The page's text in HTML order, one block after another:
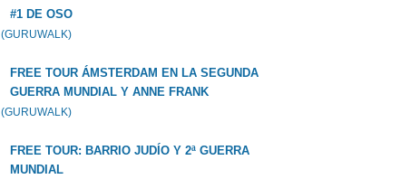
#1 DE OSO
(GURUWALK)
FREE TOUR ÁMSTERDAM EN LA SEGUNDA
GUERRA MUNDIAL Y ANNE FRANK
(GURUWALK)
FREE TOUR: BARRIO JUDÍO Y 2ª GUERRA
MUNDIAL